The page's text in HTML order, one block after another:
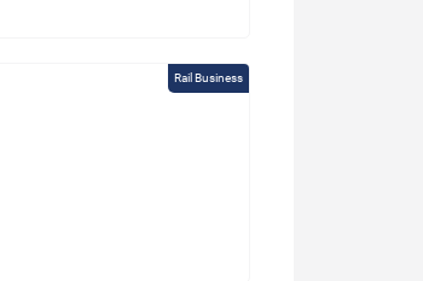
Rail Business